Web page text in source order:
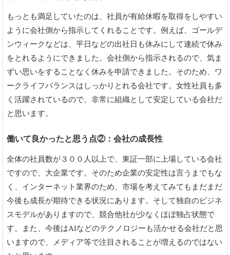
もっとも満足していたのは、社員が有給休暇を取得をしやすい
ように会社側から指示してくれることです。例えば、ゴールデ
ンウィークなどは、平日などの出社日も休みにして連続で休み
をとれるようにできました。会社側から指示されるので、気ま
ずい思いをすることなく休みを申請できました。そのため、ワ
ークライフバランスはしっかりとれる会社です。女性社員も多
く活躍されているので、非常に組織として安定している会社だ
と思います。
働いて良かったと思う点②：会社の成長性
全体の社員数が３００人以上で、東証一部に上場している会社
ですので、大企業です。そのため企業の安定性は言うまでもな
く、インターネット業界のため、市場を考えてみてもまだまだ
今後も成長が期待できる状況にあります。そして独自のビジネ
スモデルがありますので、競合他社が少なくほぼ独占状態で
す。また、今後はAIなどのテクノロジーも活かせる会社だと思
いますので、メディア等で注目されることが増えるのではない